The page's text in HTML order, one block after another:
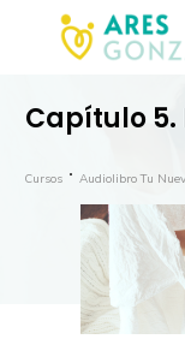
Capítulo 5.
Cursos Audiolibro Tu